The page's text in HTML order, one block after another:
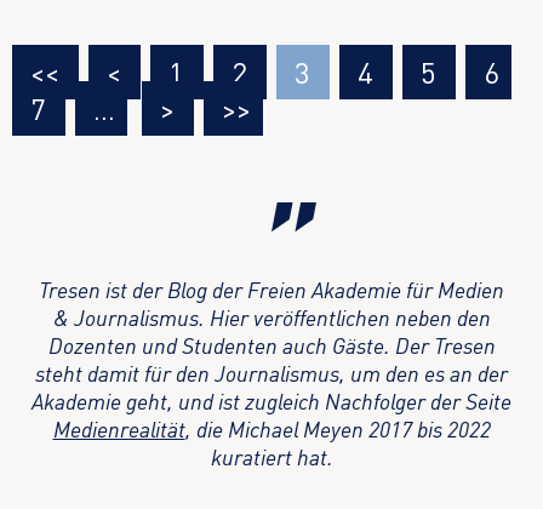
<< < 1 2 3 4 5
6
7
… > >>
Tresen ist der Blog der Freien Akademie für Medien
& Journalismus. Hier veröffentlichen neben den
Dozenten und Studenten auch Gäste. Der Tresen
steht damit für den Journalismus, um den es an der
Akademie geht, und ist zugleich Nachfolger der Seite
Medienrealität, die Michael Meyen 2017 bis 2022
kuratiert hat.